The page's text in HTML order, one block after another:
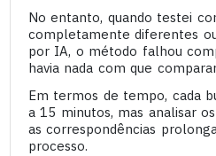
No entanto, quando testei
completamente diferentes
por IA, o método falhou
havia nada com que
Em termos de tempo, cada
a 15 minutos, mas analisar
as correspondências
processo.